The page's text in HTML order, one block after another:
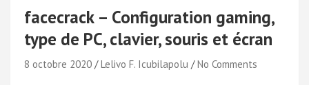
facecrack – Configuration gaming,
type de PC, clavier, souris et écran
8 octobre 2020 Lelivo F. Icubilapolu No Comments